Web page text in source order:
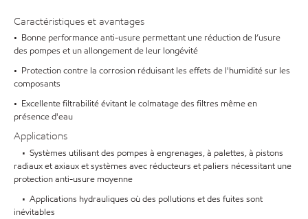
Caractéristiques et avantages
• Bonne performance anti-usure permettant une réduction de l’usure
des pompes et un allongement de leur longévité
• Protection contre la corrosion réduisant les effets de l'humidité sur les
composants
• Excellente filtrabilité évitant le colmatage des filtres même en
présence d'eau
Applications
• Systèmes utilisant des pompes à engrenages, à palettes, à pistons
radiaux et axiaux et systèmes avec réducteurs et paliers nécessitant une
protection anti-usure moyenne
• Applications hydrauliques où des pollutions et des fuites sont
inévitables